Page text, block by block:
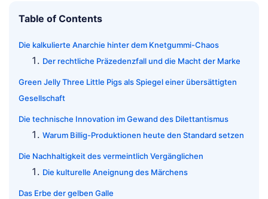
Table of Contents
Die kalkulierte Anarchie hinter dem Knetgummi-Chaos
Der rechtliche Präzedenzfall und die Macht der Marke
Green Jelly Three Little Pigs als Spiegel einer übersättigten
Gesellschaft
Die technische Innovation im Gewand des Dilettantismus
Warum Billig-Produktionen heute den Standard setzen
Die Nachhaltigkeit des vermeintlich Vergänglichen
Die kulturelle Aneignung des Märchens
Das Erbe der gelben Galle